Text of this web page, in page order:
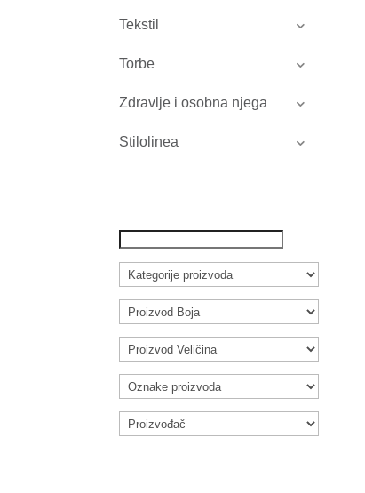
Tekstil
Torbe
Zdravlje i osobna njega
Stilolinea